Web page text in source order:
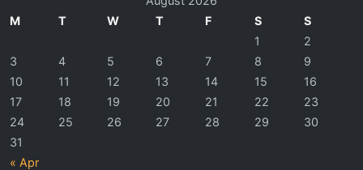
M
T W T F S S
« Apr
1
2
3
4 5 6 7 8
9
10
11 12 13 14 15
16
17
18 19 20 21 22
23
24
25 26 27 28 29
30
31